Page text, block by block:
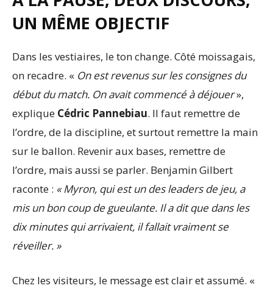
UN MÊME OBJECTIF
Dans les vestiaires, le ton change. Côté moissagais,
on recadre. « On est revenus sur les consignes du
début du match. On avait commencé à déjouer»,
explique Cédric Pannebiau. Il faut remettre de
l’ordre, de la discipline, et surtout remettre la main
sur le ballon. Revenir aux bases, remettre de
l’ordre, mais aussi se parler. Benjamin Gilbert
raconte : « Myron, qui est un des leaders de jeu, a
mis un bon coup de gueulante. Il a dit que dans les
dix minutes qui arrivaient, il fallait vraiment se
réveiller. »
Chez les visiteurs, le message est clair et assumé. «